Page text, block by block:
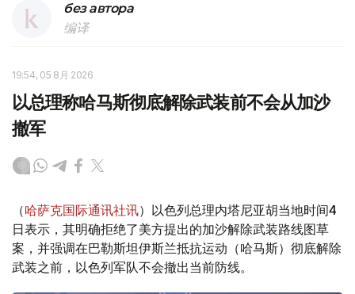
без автора
编译
19:54, 05 8月 2026
以总理称哈马斯彻底解除武装前不会从加沙
撤军
（哈萨克国际通讯社讯）以色列总理内塔尼亚胡当地时间4
日表示，其明确拒绝了美方提出的加沙解除武装路线图草
案，并强调在巴勒斯坦伊斯兰抵抗运动（哈马斯）彻底解除
武装之前，以色列军队不会撤出当前防线。